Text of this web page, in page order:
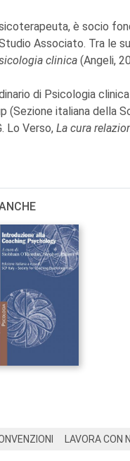
è socio
Associato. Tra le
clinica (Angeli,
di Psicologia
(Sezione italiana della
Lo Verso, La cura
LAVORA CON